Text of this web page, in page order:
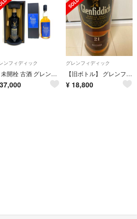
ンフィディック
★ 未開栓 古酒 グレンフィディック イチローズモルト ウイスキー2点セット
37,000
グレンフィディック
【旧ボトル】 グレンフィディック 21年 グランレゼルヴァ ラムカスク
¥ 18,800